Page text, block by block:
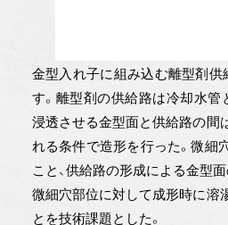
金型入れ子に組み込む離型剤
す。離型剤の供給路は冷却水管
浸透させる金型面と供給路の間
れる条件で造形を行った。微細
こと、供給路の形成による金型
微細穴部位に対して成形時に溶
とを技術課題とした。